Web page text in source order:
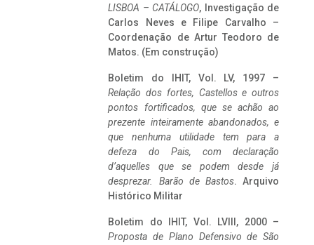
LISBOA – CATÁLOGO, Investigação de
Carlos Neves e Filipe Carvalho –
Coordenação de Artur Teodoro de
Matos. (Em construção)
Boletim do IHIT, Vol. LV, 1997 –
Relação dos fortes, Castellos e outros
pontos fortificados, que se achão ao
prezente inteiramente abandonados, e
que nenhuma utilidade tem para a
defeza do Pais, com declaração
d’aquelles que se podem desde já
desprezar. Barão de Bastos. Arquivo
Histórico Militar
Boletim do IHIT, Vol. LVIII, 2000 –
Proposta de Plano Defensivo de São